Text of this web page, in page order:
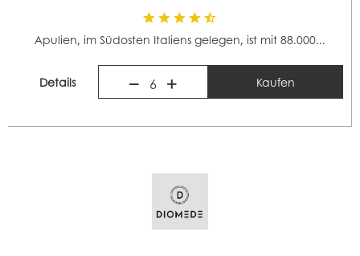
Apulien, im Südosten Italiens gelegen, ist mit 88.000...
Details 6 Kaufen